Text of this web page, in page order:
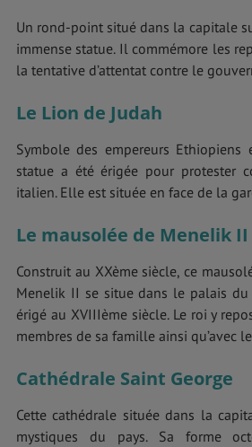
Un rond-point situé dans la capitale
immense statue. Il commémore les
la tentative d’attentat contre le
Le Lion de Judah
Symbole des empereurs Ethiopiens
statue a été érigée pour protester
italien. Elle est située en face de la
Le mausolée de Menelik II
Construit au XXème siècle, ce
Menelik II se situe dans le palais
érigé au XVIIIème siècle. Le roi y
membres de sa famille ainsi qu’avec
Cathédrale Saint George
Cette cathédrale située dans la
mystiques du pays. Sa forme